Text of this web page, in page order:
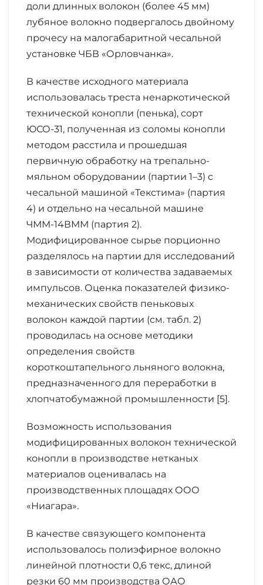
доли длинных волокон (более 45 мм)
лубяное волокно подвергалось двойному
прочесу на малогабаритной чесальной
установке ЧБВ «Орловчанка».
В качестве исходного материала
использовалась треста ненаркотической
технической конопли (пенька), сорт
ЮСО-31, полученная из соломы конопли
методом расстила и прошедшая
первичную обработку на трепально-
мяльном оборудовании (партии 1–3) с
чесальной машиной «Текстима» (партия
4) и отдельно на чесальной машине
ЧММ-14ВММ (партия 2).
Модифицированное сырье порционно
разделялось на партии для исследований
в зависимости от количества задаваемых
импульсов. Оценка показателей физико-
механических свойств пеньковых
волокон каждой партии (см. табл. 2)
проводилась на основе методики
определения свойств
короткоштапельного льняного волокна,
предназначенного для переработки в
хлопчатобумажной промышленности [5].
Возможность использования
модифицированных волокон технической
конопли в производстве нетканых
материалов оценивалась на
производственных площадях ООО
«Ниагара».
В качестве связующего компонента
использовалось полиэфирное волокно
линейной плотности 0,6 текс, длиной
резки 60 мм производства ОАО